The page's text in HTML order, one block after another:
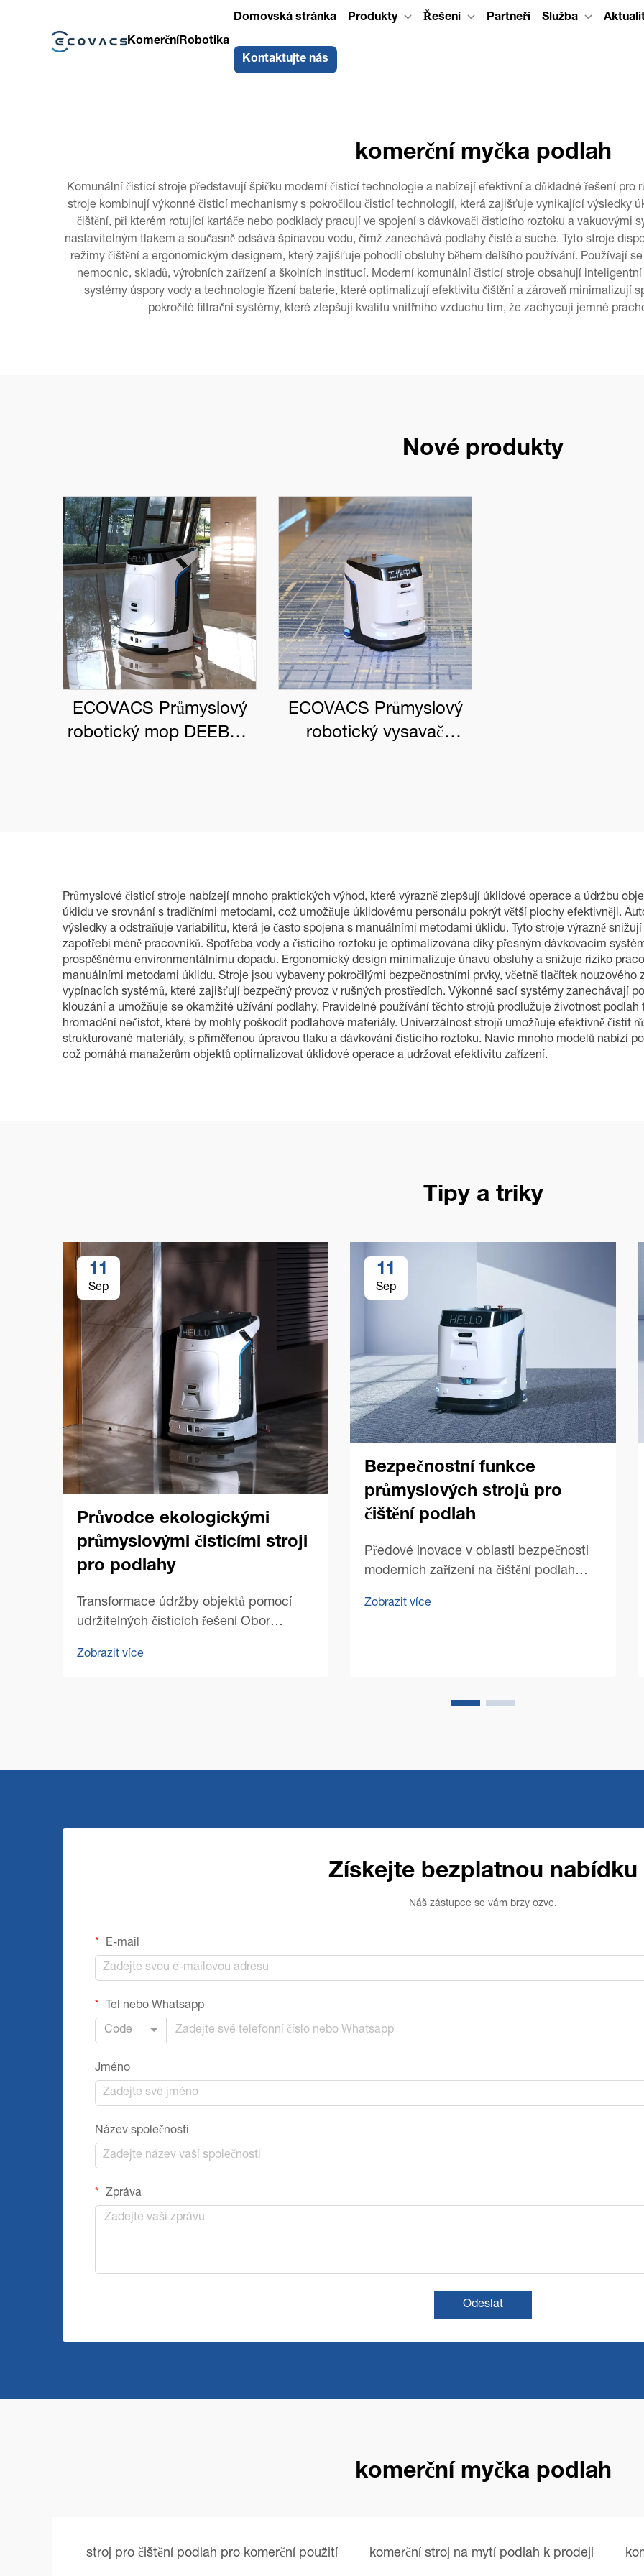
KomerčníRobotika
Domovská stránka Produkty Řešení Partneři Služba
Kontaktujte nás
komerční myčka podlah
Komunální čisticí stroje představují špičku moderní čisticí technologie a nabízejí efektivní a důkladné řešení pro
stroje kombinují výkonné čisticí mechanismy s pokročilou čisticí technologií, která zajišťuje vynikající výsledky
čištění, při kterém rotující kartáče nebo podklady pracují ve spojení s dávkovači čisticího roztoku a vakuovými
nastavitelným tlakem a současně odsává špinavou vodu, čímž zanechává podlahy čisté a suché. Tyto stroje
režimy čištění a ergonomickým designem, který zajišťuje pohodlí obsluhy během delšího používání. Používají
nemocnic, skladů, výrobních zařízení a školních institucí. Moderní komunální čisticí stroje obsahují
systémy úspory vody a technologie řízení baterie, které optimalizují efektivitu čištění a zároveň minimalizují
pokročilé filtrační systémy, které zlepšují kvalitu vnitřního vzduchu tím, že zachycují jemné
Nové produkty
ECOVACS Průmyslový
robotický mop DEEBOT
ECOVACS Průmyslový
robotický vysavač
Průmyslové čisticí stroje nabízejí mnoho praktických výhod, které výrazně zlepšují úklidové operace a údržbu
úklidu ve srovnání s tradičními metodami, což umožňuje úklidovému personálu pokrýt větší plochy efektivněji.
výsledky a odstraňuje variabilitu, která je často spojena s manuálními metodami úklidu. Tyto stroje výrazně
zapotřebí méně pracovníků. Spotřeba vody a čisticího roztoku je optimalizována díky přesným dávkovacím
prospěšnému environmentálnímu dopadu. Ergonomický design minimalizuje únavu obsluhy a snižuje riziko
manuálními metodami úklidu. Stroje jsou vybaveny pokročilými bezpečnostními prvky, včetně tlačítek
vypínacích systémů, které zajišťují bezpečný provoz v rušných prostředích. Výkonné sací systémy zanechávají
klouzání a umožňuje se okamžité užívání podlahy. Pravidelné používání těchto strojů prodlužuje životnost
hromadění nečistot, které by mohly poškodit podlahové materiály. Univerzálnost strojů umožňuje efektivně čistit
strukturované materiály, s přiměřenou úpravou tlaku a dávkování čisticího roztoku. Navíc mnoho modelů nabízí
což pomáhá manažerům objektů optimalizovat úklidové operace a udržovat efektivitu zařízení.
Tipy a triky
11
Sep
Průvodce ekologickými
průmyslovými čisticími stroji
pro podlahy
Transformace údržby objektů pomocí
udržitelných čisticích řešení Obor
letech výrazně proměnil, přičemž
Zobrazit více
11
Sep
Bezpečnostní funkce
průmyslových strojů pro
čištění podlah
Předové inovace v oblasti bezpečnosti
moderních zařízení na čištění podlah
přinesl bezprecedentní efektivitu údržby
Zobrazit více
Získejte bezplatnou nabídku
Náš zástupce se vám brzy ozve.
E-mail
Tel nebo Whatsapp
Code
Jméno
Název společnosti
Zpráva
Odeslat
komerční myčka podlah
stroj pro čištění podlah pro komerční použití komerční stroj na mytí podlah k prodeji